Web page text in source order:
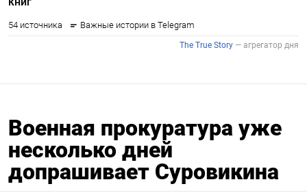
Военная прокуратура уже
несколько дней
допрашивает Суровикина